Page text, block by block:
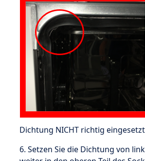
Dichtung NICHT richtig eingesetzt
6. Setzen Sie die Dichtung von